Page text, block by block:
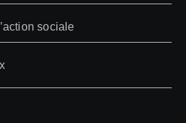
sociale